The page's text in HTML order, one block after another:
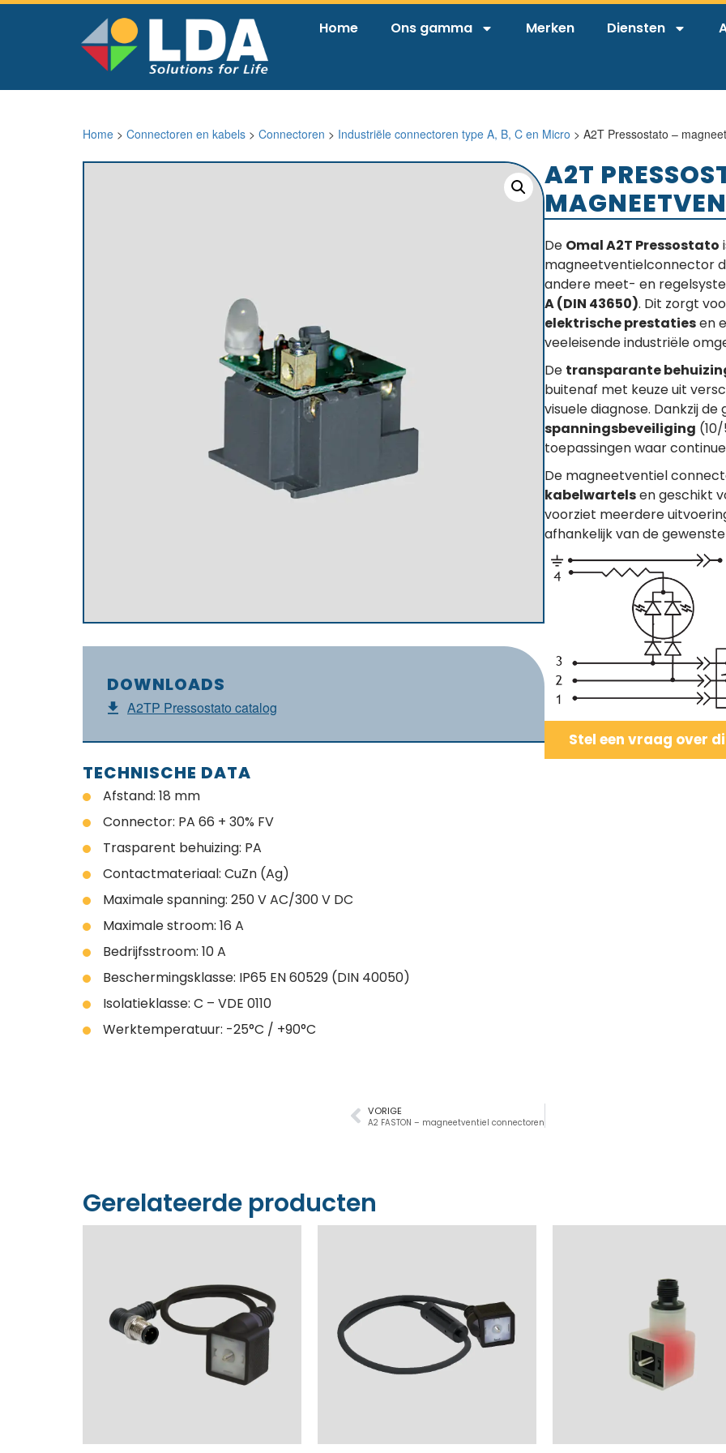
Home Ons gamma Merken Diensten
Home > Connectoren en kabels > Connectoren > Industriële connectoren type A, B, C en Micro > A2T Pressostato –
DOWNLOADS
A2TP Pressostato catalog
TECHNISCHE DATA
Afstand: 18 mm
Connector: PA 66 + 30% FV
Trasparent behuizing: PA
Contactmateriaal: CuZn (Ag)
Maximale spanning: 250 V AC/300 V DC
Maximale stroom: 16 A
Bedrijfsstroom: 10 A
Beschermingsklasse: IP65 EN 60529 (DIN 40050)
Isolatieklasse: C – VDE 0110
Werktemperatuur: -25°C / +90°C
A2T
De Omal A2T Pressostato
magneetventielconnector
andere meet- en
A (DIN 43650). Dit zorgt
elektrische prestatiesen
veeleisende industriële
De transparante
buitenaf met keuze uit
visuele diagnose. Dankzij
spanningsbeveiliging
toepassingen waar
De magneetventiel
kabelwartelsen geschikt
voorziet meerdere
afhankelijk van de
Stel een vraag over
VORIGE
A2 FASTON – magneetventiel connectoren
Gerelateerde producten